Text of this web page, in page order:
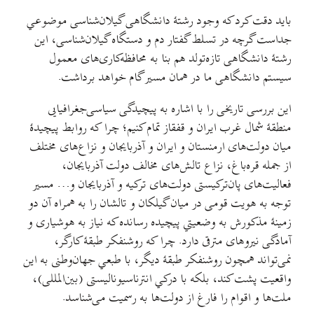
باید دقت کرد که وجود رشتهٔ دانشگاهی گیلان‌شناسی موضوعي
جداست گرچه در تسلط گفتار دم و دستگاه گیلان‌شناسی، این
رشتهٔ دانشگاهی تازه‌تولد هم بنا به محافظه‌کاری‌های معمول
سیستم دانشگاهی ما در همان مسیر گام خواهد برداشت.
این بررسی تاریخی را با اشاره به پیچیدگی سیاسی‌جغرافیایی
منطقهٔ شمال غرب ایران و قفقاز تمام کنیم؛ چرا که روابط پیچیدهٔ
میان دولت‌های ارمنستان و ایران و آذربایجان و نزاع‌های مختلف
از جمله قره‌باغ، نزاع تالش‌های مخالف دولت آذربایجان،
فعالیت‌های پان‌ترکیستی دولت‌های ترکیه و آذربایجان و… مسیر
توجه به هویت قومی در میان گیلکان و تالشان را به همراه آن دو
زمینهٔ مذکورش به وضعیتي پیچیده رسانده که نیاز به هوشیاری و
آمادگی نیروهای مترقی دارد. چرا که روشنفکر طبقهٔ کارگر،
نمی‌تواند همچون روشنفکر طبقهٔ دیگر، با طبعي جهان‌وطنی به این
واقعیت پشت کند، بلکه با درکي انترناسیونالیستی (بین‌المللی)،
ملت‌ها و اقوام را فارغ از دولت‌ها به رسمیت می‌شناسد.